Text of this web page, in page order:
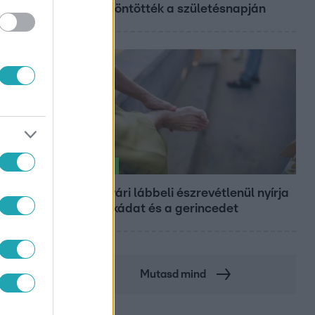
felköszöntötték a születésnapján
Ez a nyári lábbeli észrevétlenül nyírja
ki a bokádat és a gerincedet
Mutasd mind